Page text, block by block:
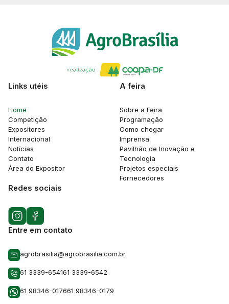
Links utéis
Home
Competição
Expositores
Internacional
Notícias
Contato
Área do Expositor
A feira
Sobre a Feira
Programação
Como chegar
Imprensa
Pavilhão de Inovação e
Tecnologia
Projetos especiais
Fornecedores
Redes sociais
Entre em contato
agrobrasilia@agrobrasilia.com.br
61 3339-654161 3339-6542
61 98346-017661 98346-0179